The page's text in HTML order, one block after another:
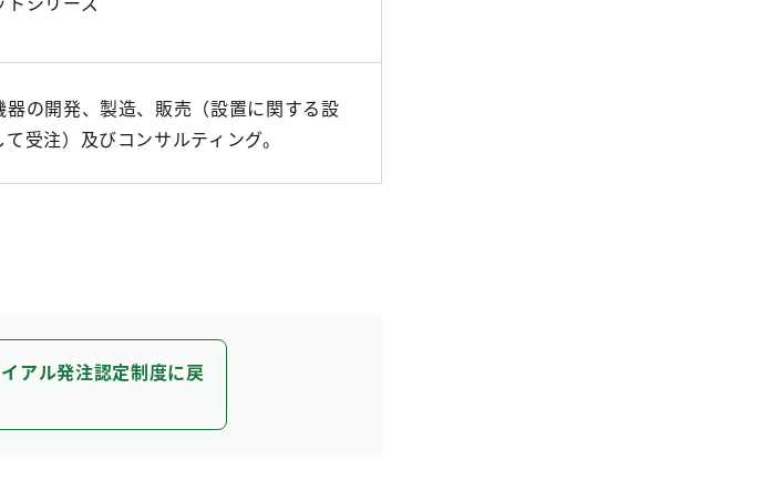
の開発、製造、販売（設置に関する設
受注）及びコンサルティング。
アル発注認定制度に戻